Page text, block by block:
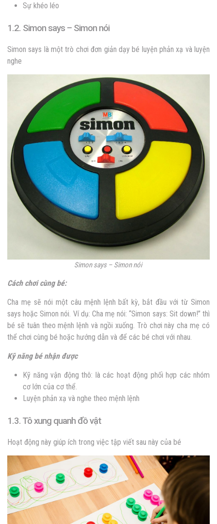
Sự khéo léo
1.2. Simon says – Simon nói
Simon says là một trò chơi đơn giản dạy bé luyện phản xạ và luyện
nghe
Simon says – Simon nói
Cách chơi cùng bé:
Cha mẹ sẽ nói một câu mệnh lệnh bất kỳ, bắt đầu với từ Simon
says hoặc Simon nói. Ví dụ: Cha mẹ nói: “Simon says: Sit down!” thì
bé sẽ tuân theo mệnh lệnh và ngồi xuống. Trò chơi này cha mẹ có
thể chơi cùng bé hoặc hướng dẫn và để các bé chơi với nhau.
Kỹ năng bé nhận được
Kỹ năng vận động thô: là các hoạt động phối hợp các nhóm
cơ lớn của cơ thể.
Luyện phản xạ và nghe theo mệnh lệnh
1.3. Tô xung quanh đồ vật
Hoạt động này giúp ích trong việc tập viết sau này của bé